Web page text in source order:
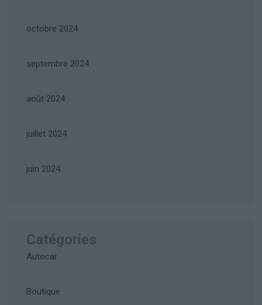
octobre 2024
septembre 2024
août 2024
juillet 2024
juin 2024
Catégories
Autocar
Boutique